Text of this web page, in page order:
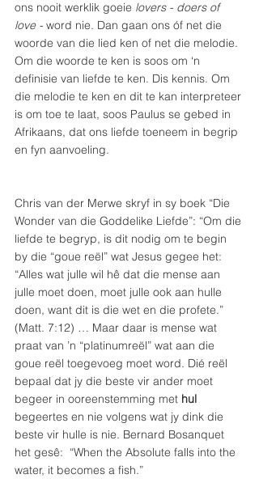
ons nooit werklik goeie lovers - doers of
love - word nie. Dan gaan ons óf net die
woorde van die lied ken of net die melodie.
Om die woorde te ken is soos om ‘n
definisie van liefde te ken. Dis kennis. Om
die melodie te ken en dit te kan interpreteer
is om toe te laat, soos Paulus se gebed in
Afrikaans, dat ons liefde toeneem in begrip
en fyn aanvoeling.
Chris van der Merwe skryf in sy boek “Die
Wonder van die Goddelike Liefde”: “Om die
liefde te begryp, is dit nodig om te begin
by die “goue reël” wat Jesus gegee het:
“Alles wat julle wil hê dat die mense aan
julle moet doen, moet julle ook aan hulle
doen, want dit is die wet en die profete.”
(Matt. 7:12) … Maar daar is mense wat
praat van ’n “platinumreël” wat aan die
goue reël toegevoeg moet word. Dié reël
bepaal dat jy die beste vir ander moet
begeer in ooreenstemming met hul
begeertes en nie volgens wat jy dink die
beste vir hulle is nie. Bernard Bosanquet
het gesê:  “When the Absolute falls into the
water, it becomes a fish.”